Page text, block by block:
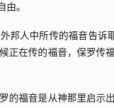
。
邦人中所传的福音告诉
正在传的福音，保罗传
的福音是从神那里启示